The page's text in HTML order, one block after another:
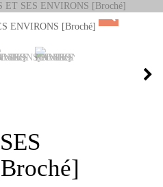
ET SES ENVIRONS [Broché]